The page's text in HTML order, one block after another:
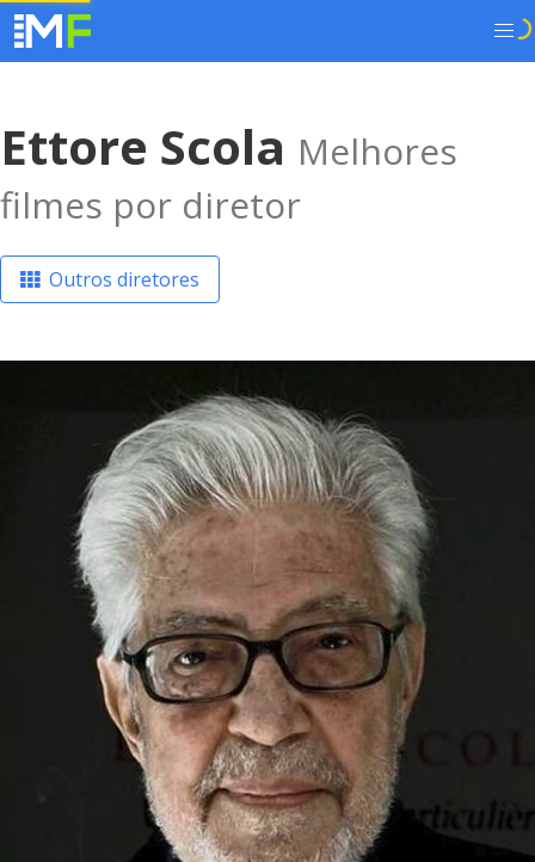
Ettore Scola Melhores
filmes por diretor
Outros diretores